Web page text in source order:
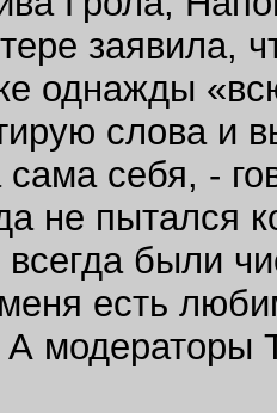
заявила,
однажды
слова и
себя, -
не пытался
были
есть
А модераторы